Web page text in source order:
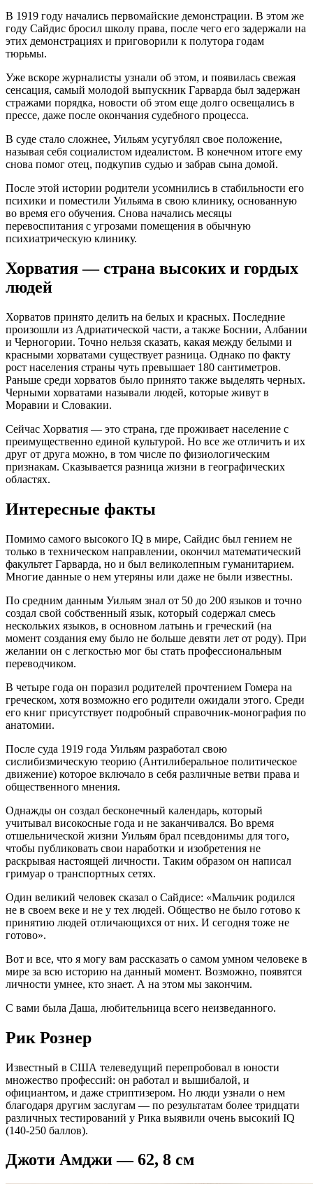
В 1919 году начались первомайские демонстрации. В этом же
году Сайдис бросил школу права, после чего его задержали на
этих демонстрациях и приговорили к полутора годам
тюрьмы.
Уже вскоре журналисты узнали об этом, и появилась свежая
сенсация, самый молодой выпускник Гарварда был задержан
стражами порядка, новости об этом еще долго освещались в
прессе, даже после окончания судебного процесса.
В суде стало сложнее, Уильям усугублял свое положение,
называя себя социалистом идеалистом. В конечном итоге ему
снова помог отец, подкупив судью и забрав сына домой.
После этой истории родители усомнились в стабильности его
психики и поместили Уильяма в свою клинику, основанную
во время его обучения. Снова начались месяцы
перевоспитания с угрозами помещения в обычную
психиатрическую клинику.
Хорватия — страна высоких и гордых
людей
Хорватов принято делить на белых и красных. Последние
произошли из Адриатической части, а также Боснии, Албании
и Черногории. Точно нельзя сказать, какая между белыми и
красными хорватами существует разница. Однако по факту
рост населения страны чуть превышает 180 сантиметров.
Раньше среди хорватов было принято также выделять черных.
Черными хорватами называли людей, которые живут в
Моравии и Словакии.
Сейчас Хорватия — это страна, где проживает население с
преимущественно единой культурой. Но все же отличить и их
друг от друга можно, в том числе по физиологическим
признакам. Сказывается разница жизни в географических
областях.
Интересные факты
Помимо самого высокого IQ в мире, Сайдис был гением не
только в техническом направлении, окончил математический
факультет Гарварда, но и был великолепным гуманитарием.
Многие данные о нем утеряны или даже не были известны.
По средним данным Уильям знал от 50 до 200 языков и точно
создал свой собственный язык, который содержал смесь
нескольких языков, в основном латынь и греческий (на
момент создания ему было не больше девяти лет от роду). При
желании он с легкостью мог бы стать профессиональным
переводчиком.
В четыре года он поразил родителей прочтением Гомера на
греческом, хотя возможно его родители ожидали этого. Среди
его книг присутствует подробный справочник-монография по
анатомии.
После суда 1919 года Уильям разработал свою
сислибизмическую теорию (Антилиберальное политическое
движение) которое включало в себя различные ветви права и
общественного мнения.
Однажды он создал бесконечный календарь, который
учитывал високосные года и не заканчивался. Во время
отшельнической жизни Уильям брал псевдонимы для того,
чтобы публиковать свои наработки и изобретения не
раскрывая настоящей личности. Таким образом он написал
гримуар о транспортных сетях.
Один великий человек сказал о Сайдисе: «Мальчик родился
не в своем веке и не у тех людей. Общество не было готово к
принятию людей отличающихся от них. И сегодня тоже не
готово».
Вот и все, что я могу вам рассказать о самом умном человеке в
мире за всю историю на данный момент. Возможно, появятся
личности умнее, кто знает. А на этом мы закончим.
С вами была Даша, любительница всего неизведанного.
Рик Рознер
Известный в США телеведущий перепробовал в юности
множество профессий: он работал и вышибалой, и
официантом, и даже стриптизером. Но люди узнали о нем
благодаря другим заслугам — по результатам более тридцати
различных тестирований у Рика выявили очень высокий IQ
(140-250 баллов).
Джоти Амджи — 62, 8 см